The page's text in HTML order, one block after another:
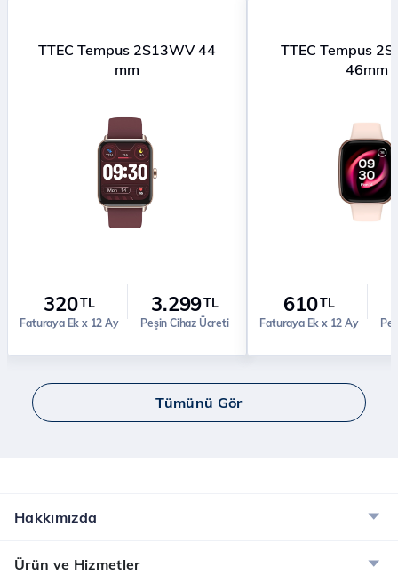
TTEC Tempus 2S13WV 44
mm
320TL
Faturaya Ek x 12 Ay
3.299TL
Peşin Cihaz Ücreti
TTEC Tempus
46mm
610TL
Faturaya Ek x 12 Ay
Tümünü Gör
Hakkımızda
Ürün ve Hizmetler